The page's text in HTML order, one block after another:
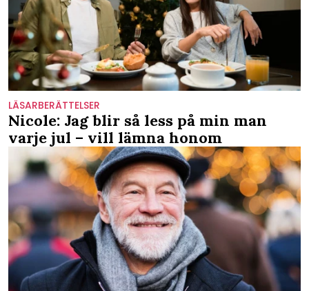
LÄSARBERÄTTELSER
Nicole: Jag blir så less på min man
varje jul – vill lämna honom